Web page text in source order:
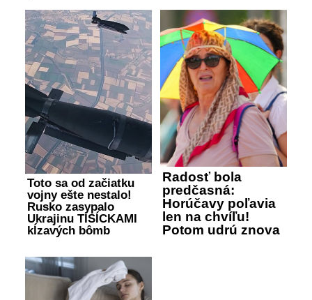
Toto sa od začiatku
vojny ešte nestalo!
Rusko zasypalo
Ukrajinu TISÍCKAMI
kĺzavých bômb
Radosť bola
predčasná:
Horúčavy poľavia
len na chvíľu!
Potom udrú znova